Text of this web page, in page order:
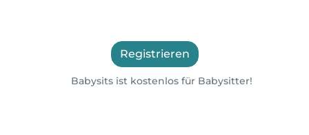
Registrieren
Babysits ist kostenlos für Babysitter!